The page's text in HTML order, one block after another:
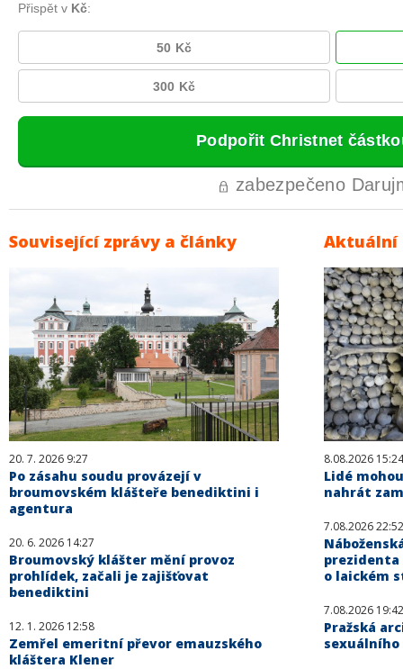
Související zprávy a články
20. 7. 2026 9:27
Po zásahu soudu provázejí v
broumovském klášteře benediktini i
agentura
20. 6. 2026 14:27
Broumovský klášter mění provoz
prohlídek, začali je zajišťovat
benediktini
12. 1. 2026 12:58
Zemřel emeritní převor emauzského
kláštera Klener
Aktuální
8.08.2026 15:24
Lidé
nahrát
7.08.2026 22:52
prezidenta
o laickém
7.08.2026 19:42
Pražská
sexuálního